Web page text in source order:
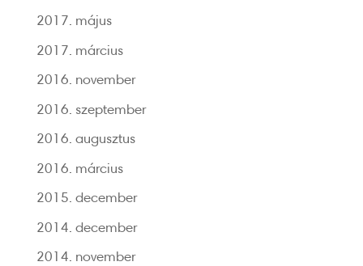
2017. május
2017. március
2016. november
2016. szeptember
2016. augusztus
2016. március
2015. december
2014. december
2014. november